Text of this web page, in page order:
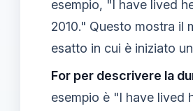
esempio, "I have lived
2010." Questo mostra il
esatto in cui è iniziato
For per descrivere la
esempio è "I have lived